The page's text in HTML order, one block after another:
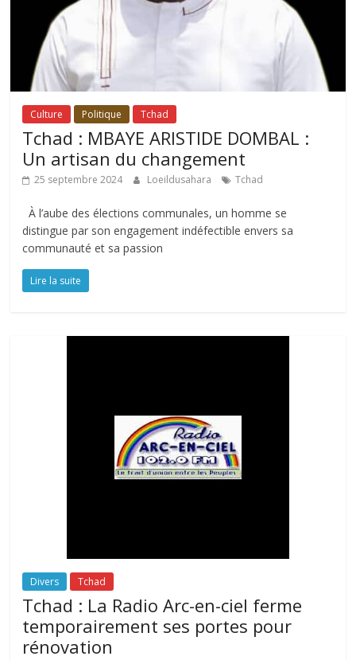
Culture Politique Tchad
Tchad : MBAYE ARISTIDE DOMBAL :
Un artisan du changement
25 septembre 2024 Loeildusahara Tchad
À l’aube des élections communales, un homme se
distingue par son engagement indéfectible envers sa
communauté et sa passion
Lire la suite
Divers Tchad
Tchad : La Radio Arc-en-ciel ferme
temporairement ses portes pour
rénovation